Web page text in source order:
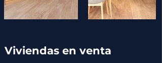
Viviendas en venta